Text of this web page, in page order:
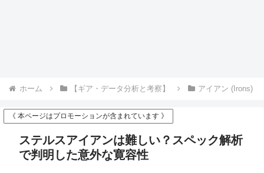
ホーム 【ギア・データ分析と考察】 アイアン (Irons)
《 本ページはプロモーションが含まれています 》
ステルスアイアンは難しい？スペック解析
で判明した意外な寛容性